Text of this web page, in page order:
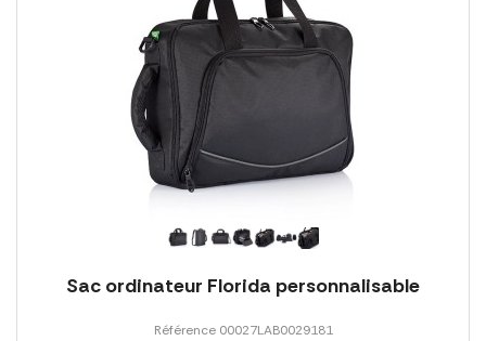
Sac ordinateur Florida personnalisable
Référence 00027LAB0029181